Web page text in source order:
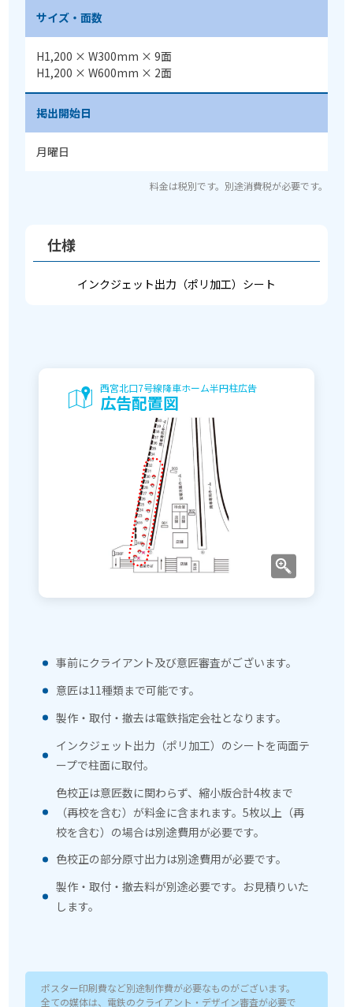
サイズ・面数
H1,200 × W300mm × 9面
H1,200 × W600mm × 2面
掲出開始日
月曜日
料金は税別です。別途消費税が必要です。
仕様
インクジェット出力（ポリ加工）シート
西宮北口7号線降車ホーム半円柱広告
広告配置図
事前にクライアント及び意匠審査がございます。
意匠は11種類まで可能です。
製作・取付・撤去は電鉄指定会社となります。
インクジェット出力（ポリ加工）のシートを両面テ
ープで柱面に取付。
色校正は意匠数に関わらず、縮小版合計4枚まで
（再校を含む）が料金に含まれます。5枚以上（再
校を含む）の場合は別途費用が必要です。
色校正の部分原寸出力は別途費用が必要です。
製作・取付・撤去料が別途必要です。お見積りいた
します。
ポスター印刷費など別途制作費が必要なものがございます。
全ての媒体は、電鉄のクライアント・デザイン審査が必要で